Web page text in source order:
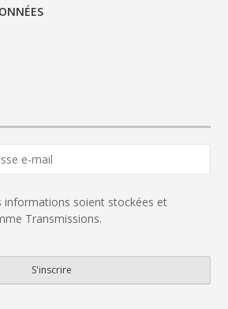
informations soient stockées et
Transmissions.
S'inscrire